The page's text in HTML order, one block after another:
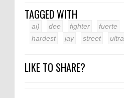
TAGGED WITH
ai) dee fighter fuerte
hardest
jay street ultra
LIKE TO SHARE?